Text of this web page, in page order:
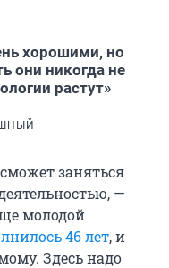
хорошими, но
они никогда не
растут»
заняться
—
молодой
46 лет, и
Здесь надо